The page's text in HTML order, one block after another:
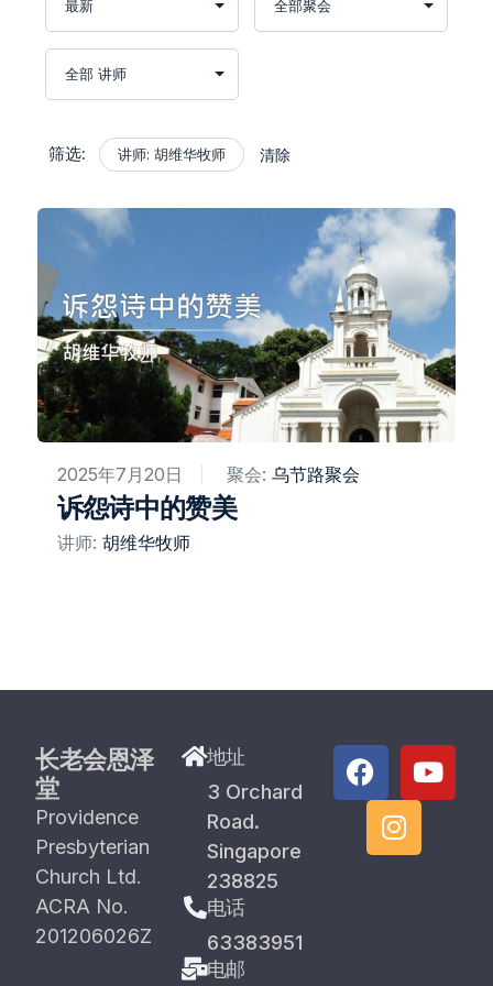
筛选: 讲师: 胡维华牧师 清除
2025年7月20日 聚会: 乌节路聚会
诉怨诗中的赞美
讲师: 胡维华牧师
长老会恩泽
堂
Providence
Presbyterian
Church Ltd.
ACRA No.
201206026Z
地址
3 Orchard
Road.
Singapore
238825
电话
63383951
电邮